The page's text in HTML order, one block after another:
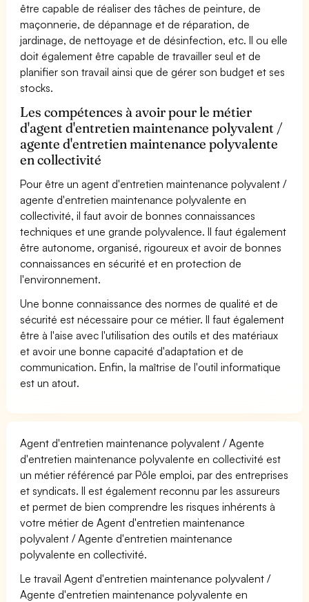
être capable de réaliser des tâches de peinture, de
maçonnerie, de dépannage et de réparation, de
jardinage, de nettoyage et de désinfection, etc. Il ou elle
doit également être capable de travailler seul et de
planifier son travail ainsi que de gérer son budget et ses
stocks.
Les compétences à avoir pour le métier
d'agent d'entretien maintenance polyvalent /
agente d'entretien maintenance polyvalente
en collectivité
Pour être un agent d'entretien maintenance polyvalent /
agente d'entretien maintenance polyvalente en
collectivité, il faut avoir de bonnes connaissances
techniques et une grande polyvalence. Il faut également
être autonome, organisé, rigoureux et avoir de bonnes
connaissances en sécurité et en protection de
l'environnement.
Une bonne connaissance des normes de qualité et de
sécurité est nécessaire pour ce métier. Il faut également
être à l'aise avec l'utilisation des outils et des matériaux
et avoir une bonne capacité d'adaptation et de
communication. Enfin, la maîtrise de l'outil informatique
est un atout.
Agent d'entretien maintenance polyvalent / Agente
d'entretien maintenance polyvalente en collectivité est
un métier référencé par Pôle emploi, par des entreprises
et syndicats. Il est également reconnu par les assureurs
et permet de bien comprendre les risques inhérents à
votre métier de Agent d'entretien maintenance
polyvalent / Agente d'entretien maintenance
polyvalente en collectivité.
Le travail Agent d'entretien maintenance polyvalent /
Agente d'entretien maintenance polyvalente en